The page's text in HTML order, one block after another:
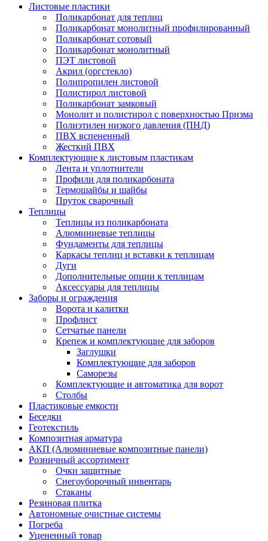
Листовые пластики
Поликарбонат для теплиц
Поликарбонат монолитный профилированный
Поликарбонат сотовый
Поликарбонат монолитный
ПЭТ листовой
Акрил (оргстекло)
Полипропилен листовой
Полистирол листовой
Поликарбонат замковый
Монолит и полистирол с поверхностью Призма
Полиэтилен низкого давления (ПНД)
ПВХ вспененный
Жесткий ПВХ
Комплектующие к листовым пластикам
Лента и уплотнители
Профили для поликарбоната
Термошайбы и шайбы
Пруток сварочный
Теплицы
Теплицы из поликарбоната
Алюминиевые теплицы
Фундаменты для теплицы
Каркасы теплиц и вставки к теплицам
Дуги
Дополнительные опции к теплицам
Аксессуары для теплицы
Заборы и ограждения
Ворота и калитки
Профлист
Сетчатые панели
Крепеж и комплектующие для заборов
Заглушки
Комплектующие для заборов
Саморезы
Комплектующие и автоматика для ворот
Столбы
Пластиковые емкости
Беседки
Геотекстиль
Композитная арматура
АКП (Алюминиевые композитные панели)
Розничный ассортимент
Очки защитные
Снегоуборочный инвентарь
Стаканы
Резиновая плитка
Автономные очистные системы
Погреба
Уцененный товар